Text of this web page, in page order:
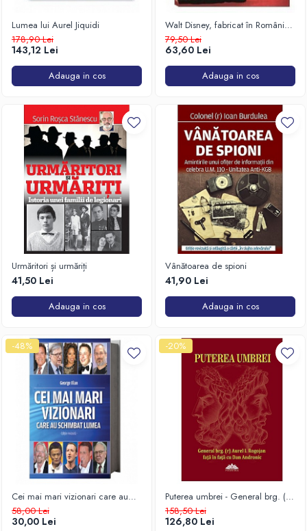
Lumea lui Aurel Jiquidi
178,90 Lei
143,12 Lei
Adauga in cos
Walt Disney, fabricat în România
comunistă
79,50 Lei
63,60 Lei
Adauga in cos
Urmăritori și urmăriți
41,50 Lei
Adauga in cos
Vânătoarea de spioni
41,90 Lei
Adauga in cos
-48%
Cei mai mari vizionari care au
schimbat lumea
58,00 Lei
30,00 Lei
-20%
Puterea umbrei - General brg. (r)
Aurel I. Rogojan față în față cu
Dan Andronic
158,50 Lei
126,80 Lei